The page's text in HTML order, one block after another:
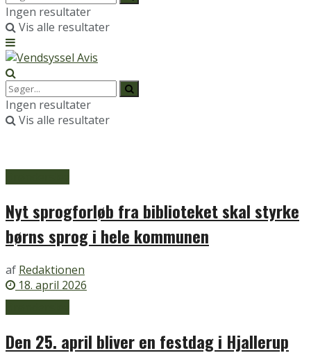
Ingen resultater
Vis alle resultater
Ingen resultater
Vis alle resultater
Nyt sprogforløb fra biblioteket skal styrke
børns sprog i hele kommunen
af Redaktionen
18. april 2026
Den 25. april bliver en festdag i Hjallerup